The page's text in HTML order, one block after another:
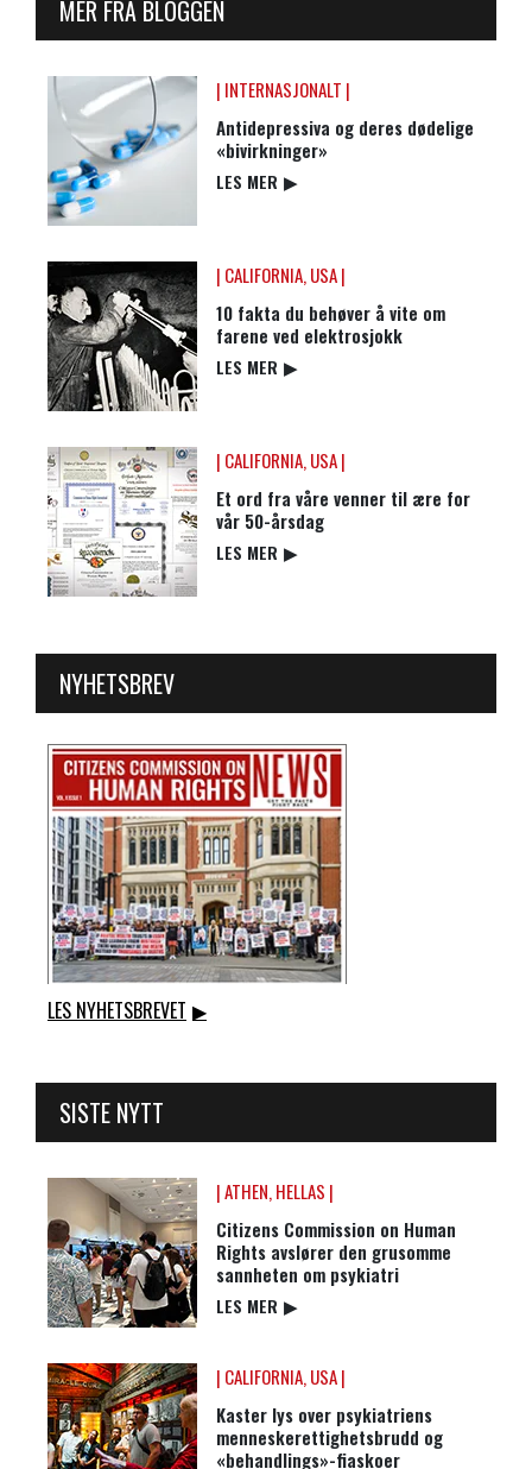
MER FRA BLOGGEN
| INTERNASJONALT |
Antidepressiva og deres dødelige
«bivirkninger»
LES MER ▶
| CALIFORNIA, USA |
10 fakta du behøver å vite om
farene ved elektrosjokk
LES MER ▶
| CALIFORNIA, USA |
Et ord fra våre venner til ære for
vår 50-årsdag
LES MER ▶
NYHETSBREV
LES NYHETSBREVET ▶
SISTE NYTT
| ATHEN, HELLAS |
Citizens Commission on Human
Rights avslører den grusomme
sannheten om psykiatri
LES MER ▶
| CALIFORNIA, USA |
Kaster lys over psykiatriens
menneskerettighetsbrudd og
«behandlings»-fiaskoer